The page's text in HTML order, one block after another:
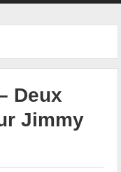
Deux
Jimmy